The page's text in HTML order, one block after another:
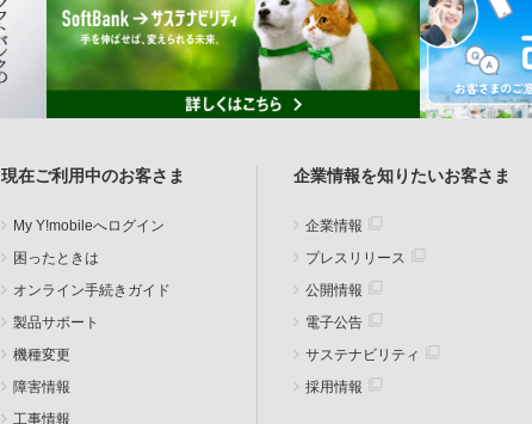
現在ご利用中のお客さま
My Y!mobileへログイン
困ったときは
オンライン手続きガイド
製品サポート
機種変更
障害情報
工事情報
企業情報を知りたいお客さま
企業情報
プレスリリース
公開情報
電子公告
サステナビリティ
採用情報